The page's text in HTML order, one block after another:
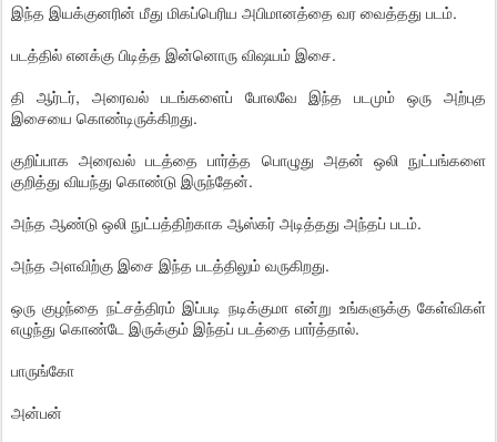
இந்த இயக்குனரின் மீது மிகப்பெரிய அபிமானத்தை வர வைத்தது படம்.
படத்தில் எனக்கு பிடித்த இன்னொரு விஷயம் இசை.
தி ஆர்டர், அரைவல் படங்களைப் போலவே இந்த படமும் ஒரு அற்புத
இசையை கொண்டிருக்கிறது.
குறிப்பாக அரைவல் படத்தை பார்த்த பொழுது அதன் ஒலி நுட்பங்களை
குறித்து வியந்து கொண்டு இருந்தேன்.
அந்த ஆண்டு ஒலி நுட்பத்திற்காக ஆஸ்கர் அடித்தது அந்தப் படம்.
அந்த அளவிற்கு இசை இந்த படத்திலும் வருகிறது.
ஒரு குழந்தை நட்சத்திரம் இப்படி நடிக்குமா என்று உங்களுக்கு கேள்விகள்
எழுந்து கொண்டே இருக்கும் இந்தப் படத்தை பார்த்தால்.
பாருங்கோ
அன்பன்